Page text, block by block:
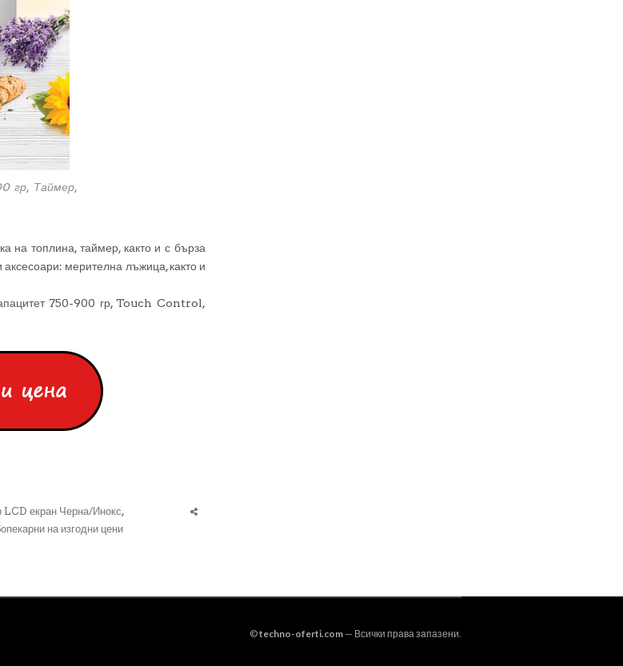
гр, Таймер,
на топлина, таймер, както и с бърза
мерителна лъжица, както и
750-900 гр, Touch Control,
екран Черна/Инокс,
на изгодни цени
©techno-oferti.com — Всички права запазени.